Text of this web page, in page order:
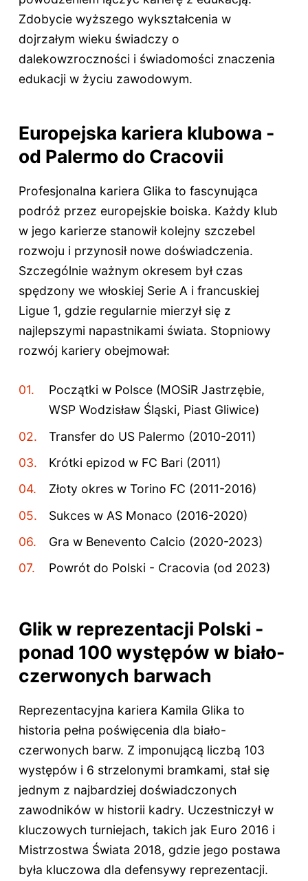
Zdobycie wyższego wykształcenia w
dojrzałym wieku świadczy o
dalekowzroczności i świadomości znaczenia
edukacji w życiu zawodowym.
Europejska kariera klubowa -
od Palermo do Cracovii
Profesjonalna kariera Glika to fascynująca
podróż przez europejskie boiska. Każdy klub
w jego karierze stanowił kolejny szczebel
rozwoju i przynosił nowe doświadczenia.
Szczególnie ważnym okresem był czas
spędzony we włoskiej Serie A i francuskiej
Ligue 1, gdzie regularnie mierzył się z
najlepszymi napastnikami świata. Stopniowy
rozwój kariery obejmował:
Początki w Polsce (MOSiR Jastrzębie,
WSP Wodzisław Śląski, Piast Gliwice)
Transfer do US Palermo (2010-2011)
Krótki epizod w FC Bari (2011)
Złoty okres w Torino FC (2011-2016)
Sukces w AS Monaco (2016-2020)
Gra w Benevento Calcio (2020-2023)
Powrót do Polski - Cracovia (od 2023)
Glik w reprezentacji Polski -
ponad 100 występów w biało-
czerwonych barwach
Reprezentacyjna kariera Kamila Glika to
historia pełna poświęcenia dla biało-
czerwonych barw. Z imponującą liczbą 103
występów i 6 strzelonymi bramkami, stał się
jednym z najbardziej doświadczonych
zawodników w historii kadry. Uczestniczył w
kluczowych turniejach, takich jak Euro 2016 i
Mistrzostwa Świata 2018, gdzie jego postawa
była kluczowa dla defensywy reprezentacji.